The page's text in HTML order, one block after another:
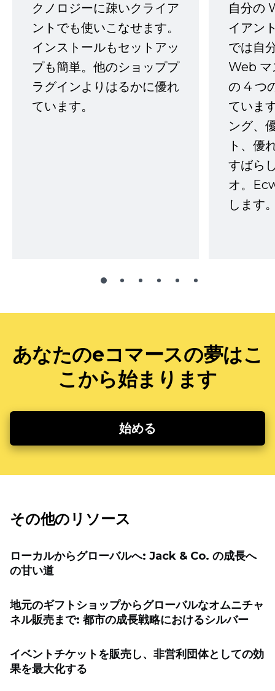
クノロジーに疎いクライア
ントでも使いこなせます。
インストールもセットアッ
プも簡単。他のショッププ
ラグインよりはるかに優れ
ています。
自分の
イアン
では自
Web マ
の 4 つ
ていま
ング、
ト、優
すばら
オ。
します
あなたのeコマースの夢はこ
こから始まります
始める
その他のリソース
ローカルからグローバルへ: Jack & Co. の成長へ
の甘い道
地元のギフトショップからグローバルなオムニチャ
ネル販売まで: 都市の成長戦略におけるシルバー
イベントチケットを販売し、非営利団体としての効
果を最大化する